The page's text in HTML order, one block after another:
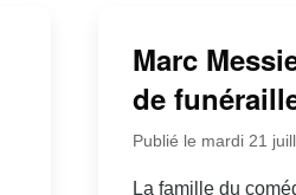
Marc
de
Publié le mardi 21
La famille du